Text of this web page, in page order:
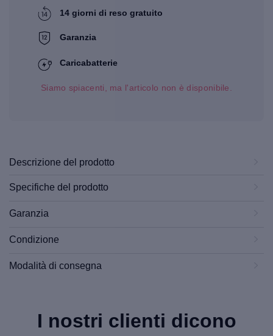
14 giorni di reso gratuito
Garanzia
Caricabatterie
Siamo spiacenti, ma l'articolo non è disponibile.
Descrizione del prodotto
Specifiche del prodotto
Garanzia
Condizione
Modalità di consegna
I nostri clienti dicono